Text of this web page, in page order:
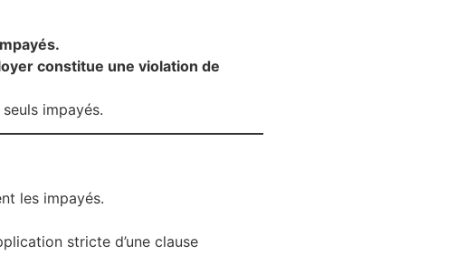
constitue une violation de
impayés.
les impayés.
stricte d’une clause